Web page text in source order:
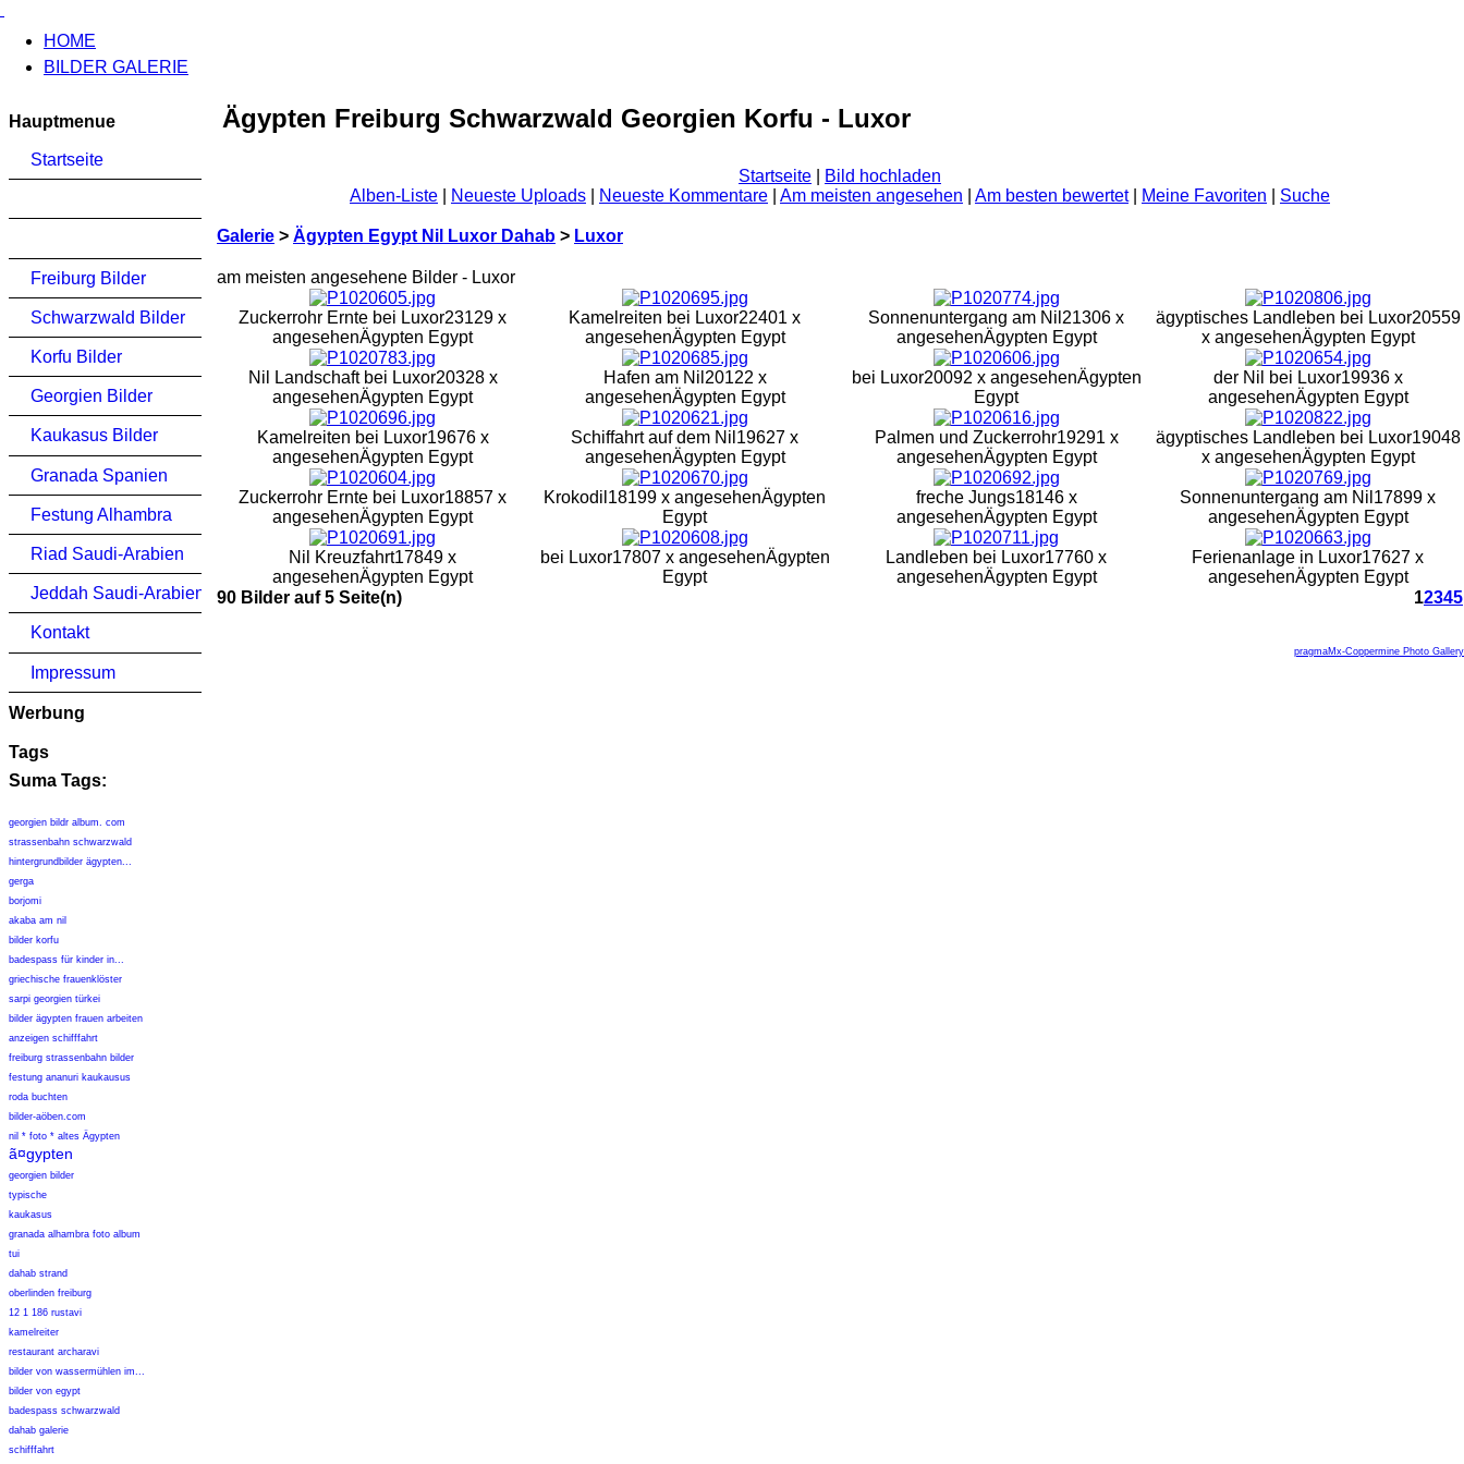
HOME
BILDER GALERIE
Hauptmenue
Startseite
Freiburg Bilder
Schwarzwald Bilder
Korfu Bilder
Georgien Bilder
Kaukasus Bilder
Granada Spanien
Festung Alhambra
Riad Saudi-Arabien
Jeddah Saudi-Arabien
Kontakt
Impressum
Werbung
Tags
Suma Tags:
georgien bildr album. com
strassenbahn schwarzwald
hintergrundbilder ägypten...
gerga
borjomi
akaba am nil
bilder korfu
badespass für kinder in...
griechische frauenklöster
sarpi georgien türkei
bilder ägypten frauen arbeiten
anzeigen schifffahrt
freiburg strassenbahn bilder
festung ananuri kaukausus
roda buchten
bilder-aöben.com
nil * foto * altes Ägypten
ã¤gypten
georgien bilder
typische
kaukasus
granada alhambra foto album
tui
dahab strand
oberlinden freiburg
12 1 186 rustavi
kamelreiter
restaurant archaravi
bilder von wassermühlen im...
bilder von egypt
badespass schwarzwald
dahab galerie
schifffahrt
Ägypten Freiburg Schwarzwald Georgien Korfu - Luxor
Startseite
Bild hochladen
Alben-Liste
Neueste Uploads Neueste Kommentare Am meisten angesehen Am besten bewertet| Meine Favoriten Suche
Galerie > Ägypten Egypt Nil Luxor Dahab > Luxor
am meisten angesehene Bilder - Luxor
Zuckerrohr Ernte bei Luxor23129 x
angesehenÄgypten Egypt
Kamelreiten bei Luxor22401 x
angesehenÄgypten Egypt
Sonnenuntergang am Nil 21306 x
angesehenÄgypten Egypt
ägyptisches Landleben bei Luxor20559
x angesehenÄgypten Egypt
Nil Landschaft bei Luxor20328 x
angesehenÄgypten Egypt
Hafen am Nil 20122 x
angesehenÄgypten Egypt
bei Luxor20092 x angesehenÄgypten
Egypt
der Nil bei Luxor19936 x
angesehenÄgypten Egypt
Kamelreiten bei Luxor19676 x
angesehenÄgypten Egypt
Schiffahrt auf dem Nil 19627 x
angesehenÄgypten Egypt
Palmen und Zuckerrohr19291 x
angesehenÄgypten Egypt
ägyptisches Landleben bei Luxor19048
x angesehenÄgypten Egypt
Zuckerrohr Ernte bei Luxor18857 x
angesehenÄgypten Egypt
Krokodil 18199 x angesehenÄgypten
Egypt
freche Jungs18146 x
angesehenÄgypten Egypt
Sonnenuntergang am Nil 17899 x
angesehenÄgypten Egypt
Nil Kreuzfahrt17849 x
angesehenÄgypten Egypt
bei Luxor17807 x angesehenÄgypten
Egypt
Landleben bei Luxor17760 x
angesehenÄgypten Egypt
Ferienanlage in Luxor17627 x
angesehenÄgypten Egypt
90 Bilder auf 5 Seite(n)
12345
pragmaMx-Coppermine Photo Gallery